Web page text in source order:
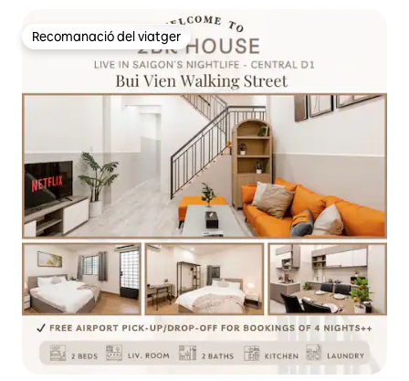
Recomanació del viatger
Recomanació del viatger